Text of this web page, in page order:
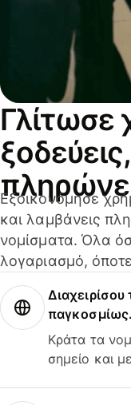
Γλίτωσε
Εξοικονόμησε
και λαμβάνεις
νομίσματα. Όλα
λογαριασμό,
παγκοσμίως.
Κράτα τα
σημείο και